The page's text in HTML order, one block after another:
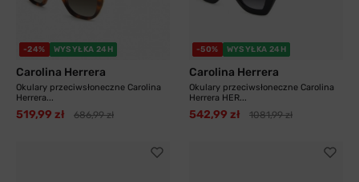
-24% WYSYŁKA 24H
Carolina Herrera
Okulary przeciwsłoneczne Carolina
Herrera...
519,99 zł 686,99 zł
-50% WYSYŁKA 24H
Carolina Herrera
Okulary przeciwsłoneczne Carolina
Herrera HER...
542,99 zł 1081,99 zł